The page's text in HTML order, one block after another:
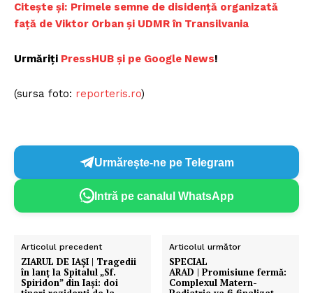
Citește și: Primele semne de disidență organizată
față de Viktor Orban și UDMR în Transilvania
Urmăriți PressHUB și pe Google News!
(sursa foto: reporteris.ro)
Urmărește-ne pe Telegram
Intră pe canalul WhatsApp
Articolul precedent
ZIARUL DE IAȘI | Tragedii
în lanț la Spitalul „Sf.
Spiridon” din Iași: doi
Articolul următor
SPECIAL
ARAD | Promisiune fermă:
Complexul Matern-